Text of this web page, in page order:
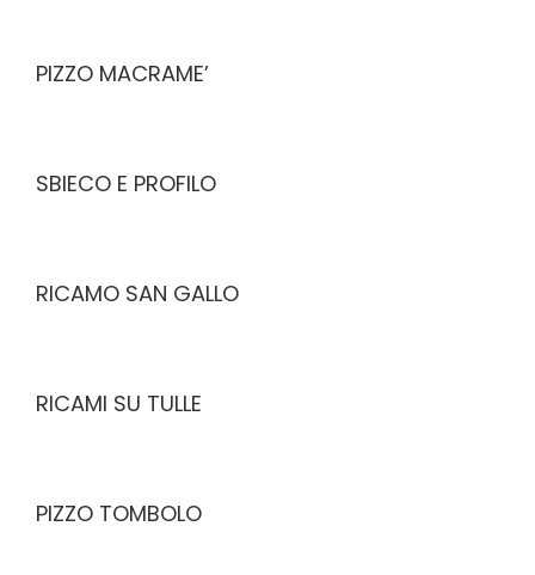
PIZZO MACRAME’
SBIECO E PROFILO
RICAMO SAN GALLO
RICAMI SU TULLE
PIZZO TOMBOLO